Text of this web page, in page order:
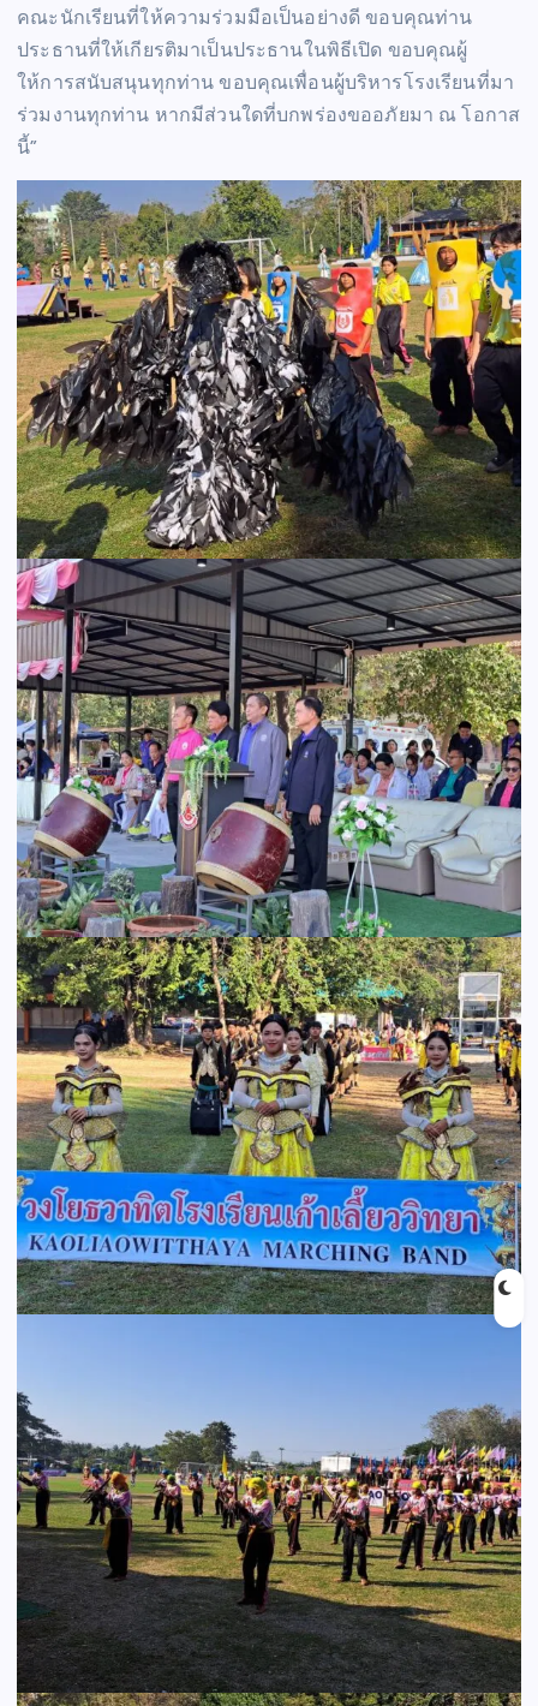
คณะนักเรียนที่ให้ความร่วมมือเป็นอย่างดี ขอบคุณท่าน
ประธานที่ให้เกียรติมาเป็นประธานในพิธีเปิด ขอบคุณผู้
ให้การสนับสนุนทุกท่าน ขอบคุณเพื่อนผู้บริหารโรงเรียนที่มา
ร่วมงานทุกท่าน หากมีส่วนใดที่บกพร่องขออภัยมา ณ โอกาส
นี้”